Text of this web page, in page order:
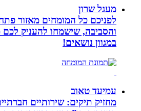
מעגל שרון
לפניכם כל המומחים מאזור פתח
והסביבה, שישמחו להעניק לכם
במגוון נושאים!
עמיעד טאוב
מחזיק תיקים: שירותיים חברתיים